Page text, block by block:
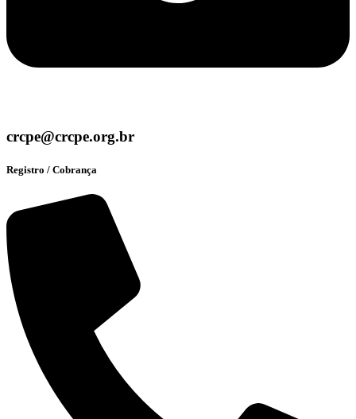
crcpe@crcpe.org.br
Registro / Cobrança